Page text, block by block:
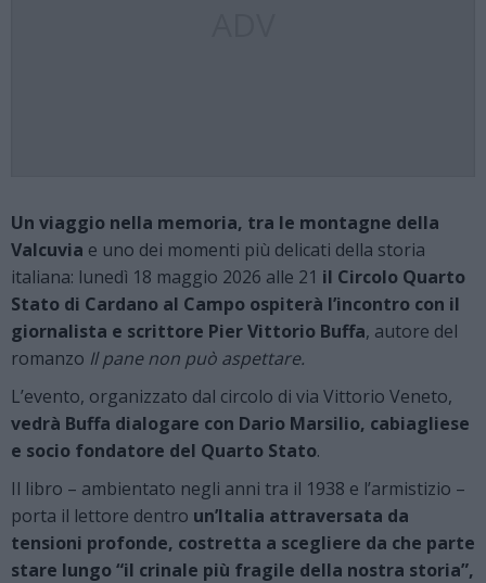
Un viaggio nella memoria, tra le montagne della
Valcuvia e uno dei momenti più delicati della storia
italiana: lunedì 18 maggio 2026 alle 21 il Circolo Quarto
Stato di Cardano al Campo ospiterà l’incontro con il
giornalista e scrittore Pier Vittorio Buffa, autore del
romanzo Il pane non può aspettare.
L’evento, organizzato dal circolo di via Vittorio Veneto,
vedrà Buffa dialogare con Dario Marsilio, cabiagliese
e socio fondatore del Quarto Stato.
Il libro – ambientato negli anni tra il 1938 e l’armistizio –
porta il lettore dentro un’Italia attraversata da
tensioni profonde, costretta a scegliere da che parte
stare lungo “il crinale più fragile della nostra storia”,